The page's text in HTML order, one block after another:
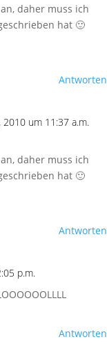
daher muss ich
hat 🙂
Antworten
um 11:37 a.m.
daher muss ich
hat 🙂
Antworten
p.m.
Antworten